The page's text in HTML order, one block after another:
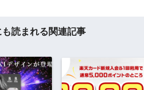
読まれる関連記事